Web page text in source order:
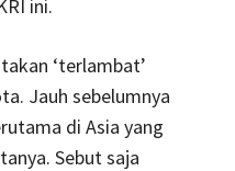
ini.
‘terlambat’
Jauh sebelumnya
di Asia yang
Sebut saja